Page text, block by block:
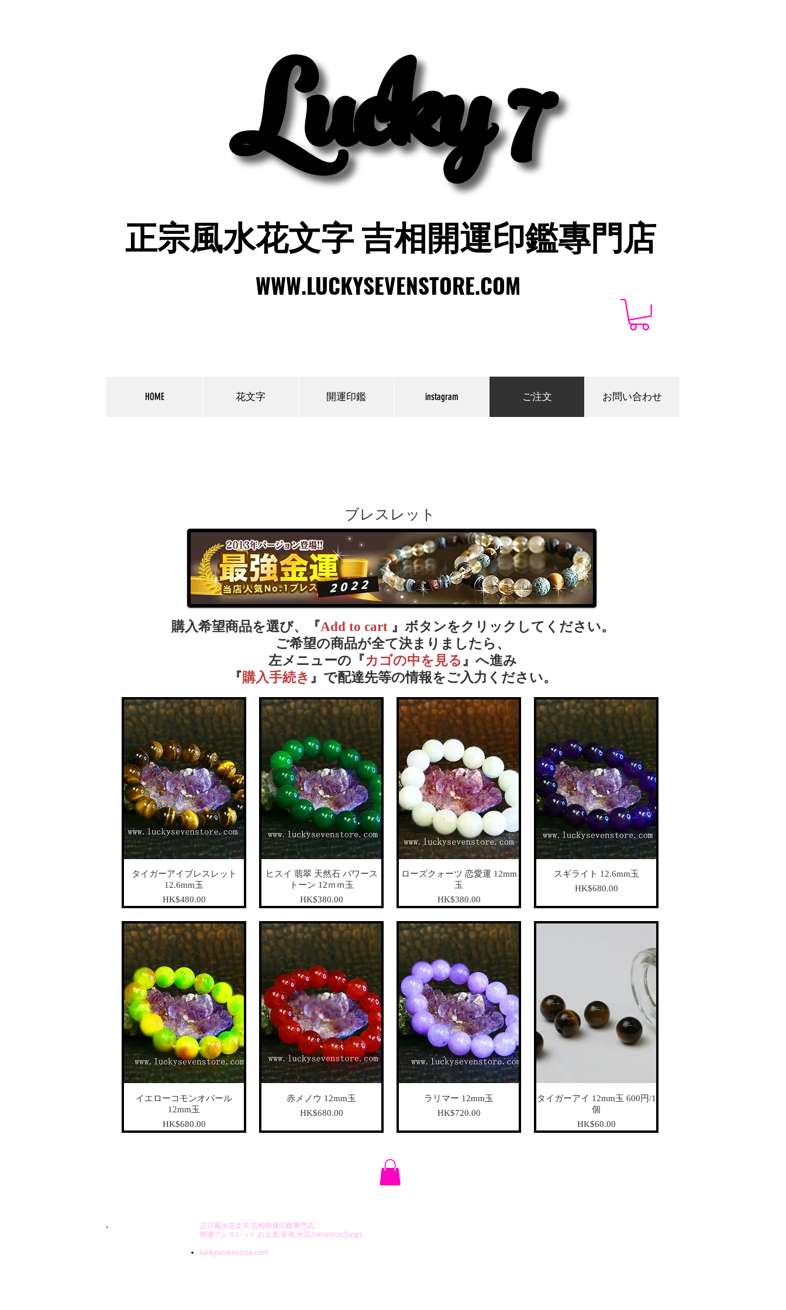
Lucky 7
Lucky 7
正宗風水花文字 吉相開運印鑑專門店
正宗風水花文字 吉相開運印鑑專門店
WWW.LUCKYSEVENSTORE.COM
WWW.LUCKYSEVENSTORE.COM
HOME 花文字 開運印鑑 instagram ご注文 お問い合わせ
ブレスレット
購入希望商品を選び、『Add to cart』ボタンをクリックしてください。
ご希望の商品が全て決まりましたら、
左メニューの『カゴの中を見る 』へ進み
『購入手続き 』で配達先等の情報をご入力ください。
タイガーアイブレスレット
12.6mm玉
가격
HK$480.00
ヒスイ 翡翠 天然石 パワース
トーン 12ｍｍ玉
가격
HK$380.00
ローズクォーツ 恋愛運 12mm
玉
가격
HK$380.00
スギライト 12.6mm玉
가격
HK$680.00
イエローコモンオパール
12mm玉
가격
HK$680.00
赤メノウ 12mm玉
가격
HK$680.00
ラリマー 12mm玉
가격
HK$720.00
タイガーアイ 12mm玉 600円/1
個
가격
HK$60.00
正宗風水花文字,吉相開運印鑑專門店,
開運ブレスレット,お土産,香港,水晶,hanamoji,fungs
luckysevenstore.com